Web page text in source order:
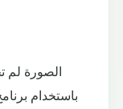
باستخدام